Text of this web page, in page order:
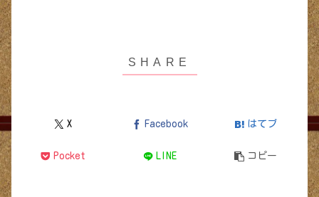
X Facebook はてブ
Pocket LINE コピー